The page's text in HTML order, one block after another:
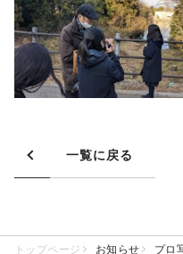
一覧に戻る
トップページ お知らせ プロ